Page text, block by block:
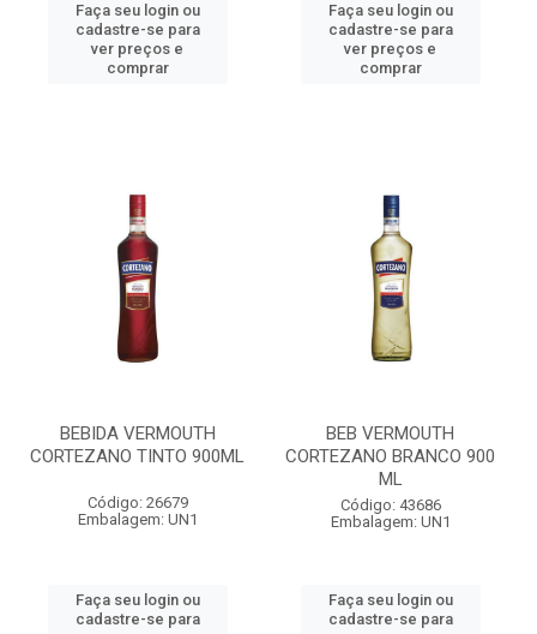
Faça seu login ou
cadastre-se para
ver preços e
comprar
Faça seu login ou
cadastre-se para
ver preços e
comprar
BEBIDA VERMOUTH
CORTEZANO TINTO 900ML
Código: 26679
Embalagem: UN1
Faça seu login ou
cadastre-se para
BEB VERMOUTH
CORTEZANO BRANCO 900
ML
Código: 43686
Embalagem: UN1
Faça seu login ou
cadastre-se para